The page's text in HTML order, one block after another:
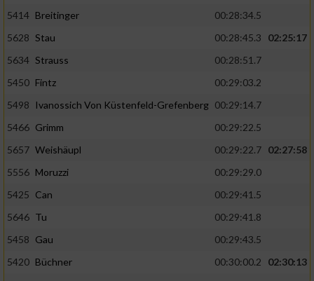
5414 Breitinger
00:28:34.5
5628 Stau 00:28:45.3
02:25:17
5634 Strauss
00:28:51.7
5450 Fintz
00:29:03.2
5498
Ivanossich Von Küstenfeld-Grefenberg 00:29:14.7
5466 Grimm
00:29:22.5
5657 Weishäupl 00:29:22.7 02:27:58
5556 Moruzzi
00:29:29.0
5425 Can
00:29:41.5
5646 Tu
00:29:41.8
5458 Gau
00:29:43.5
5420 Büchner 00:30:00.2
02:30:13